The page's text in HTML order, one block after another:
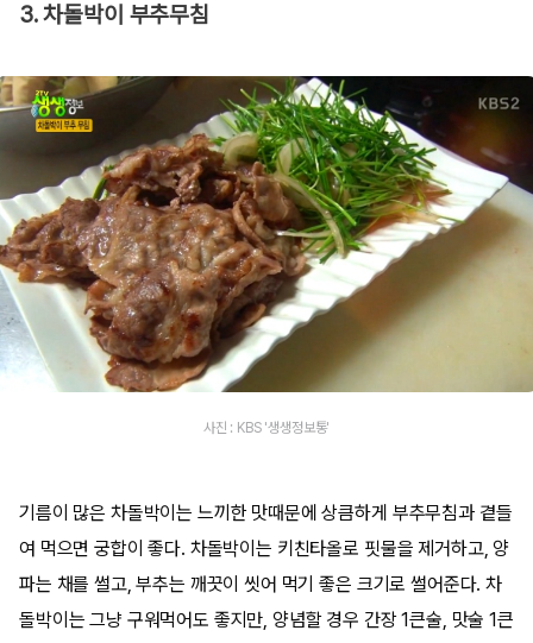
3. 차돌박이 부추무침
사진 : KBS '생생정보통'
기름이 많은 차돌박이는 느끼한 맛때문에 상큼하게 부추무침과 곁들
여 먹으면 궁합이 좋다. 차돌박이는 키친타올로 핏물을 제거하고, 양
파는 채를 썰고, 부추는 깨끗이 씻어 먹기 좋은 크기로 썰어준다. 차
돌박이는 그냥 구워먹어도 좋지만, 양념할 경우 간장 1큰술, 맛술 1큰